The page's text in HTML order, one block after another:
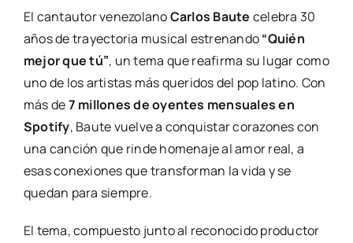
El cantautor venezolanoCarlos Baute celebra 30
años de trayectoria musical estrenando“Quién
mejor que tú”, un tema que reafirma su lugar como
uno de los artistas más queridos del pop latino. Con
más de7 millones de oyentes mensuales en
Spotify, Baute vuelve a conquistar corazones con
una canción que rinde homenaje al amor real, a
esas conexiones que transforman la vida y se
quedan para siempre.
El tema, compuesto junto al reconocido productor